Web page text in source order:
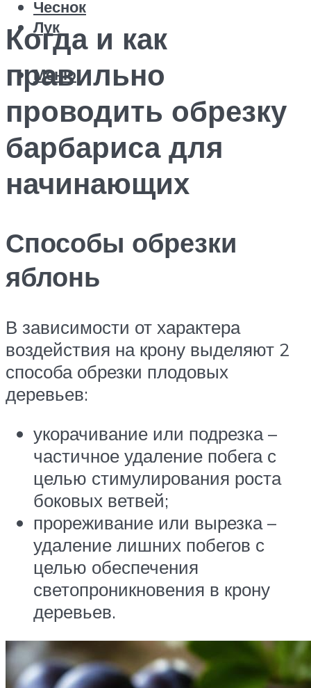
Чеснок
Лук
Меню
Когда и как
правильно
проводить обрезку
барбариса для
начинающих
Способы обрезки
яблонь
В зависимости от характера
воздействия на крону выделяют 2
способа обрезки плодовых
деревьев:
укорачивание или подрезка –
частичное удаление побега с
целью стимулирования роста
боковых ветвей;
прореживание или вырезка –
удаление лишних побегов с
целью обеспечения
светопроникновения в крону
деревьев.